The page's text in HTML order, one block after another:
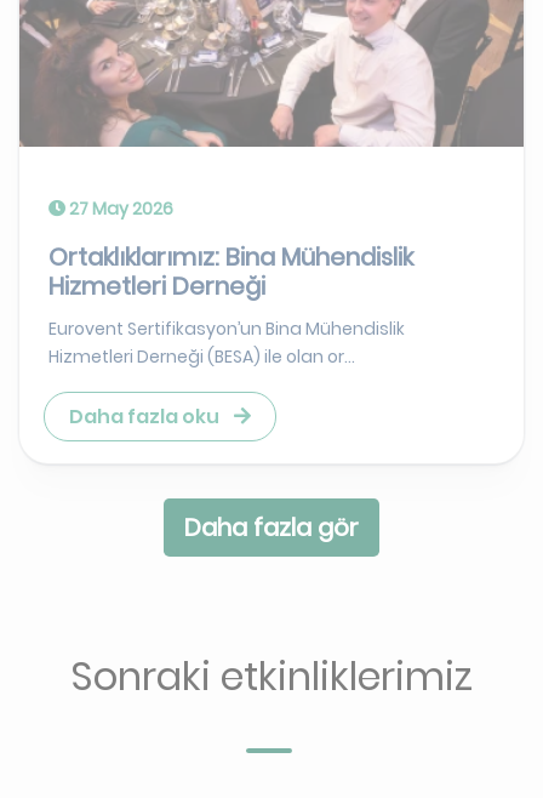
27 May 2026
Ortaklıklarımız: Bina Mühendislik
Hizmetleri Derneği
Eurovent Sertifikasyon’un Bina Mühendislik
Hizmetleri Derneği (BESA) ile olan or...
Daha fazla oku
Daha fazla gör
Sonraki etkinliklerimiz